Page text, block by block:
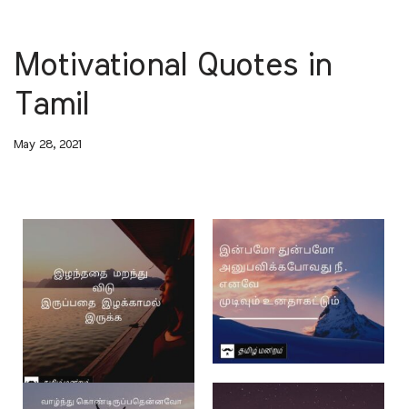
Motivational Quotes in
Tamil
May 28, 2021